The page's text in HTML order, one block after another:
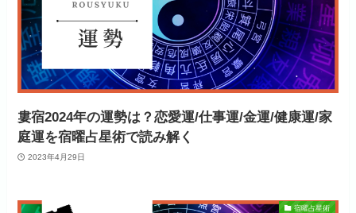
婁宿2024年の運勢は？恋愛運/仕事運/金運/健康運/家
庭運を宿曜占星術で読み解く
2023年4月29日
宿曜占星術